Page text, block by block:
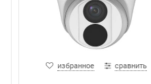
избранное сравнить